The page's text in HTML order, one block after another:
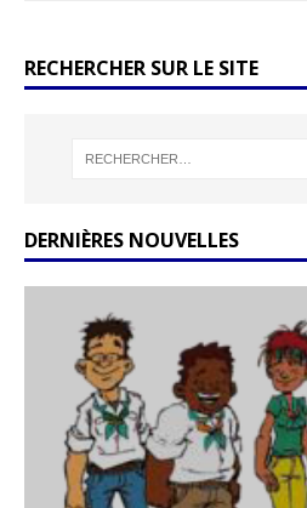
RECHERCHER SUR LE SITE
DERNIÈRES NOUVELLES